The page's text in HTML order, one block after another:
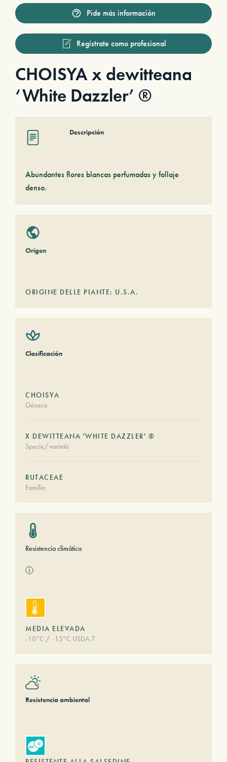
Pide más información
Regístrate como profesional
CHOISYA x dewitteana
‘White Dazzler’ ®
Descripción
Abundantes flores blancas perfumadas y follaje
denso.
Origen
ORIGINE DELLE PIANTE: U.S.A.
Clasificación
CHOISYA
Género
X DEWITTEANA 'WHITE DAZZLER' ®
Specie/varietà
RUTACEAE
Familia
Resistencia climática
ⓘ
MEDIA ELEVADA
-10°C / -15°C USDA 7
Resistencia ambiental